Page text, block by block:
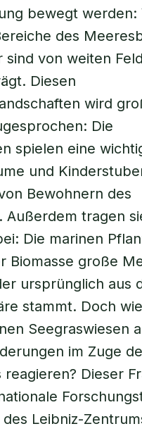
bewegt werden:
des
sind von weiten
Diesen
wird
Die
spielen eine
und
Bewohnern des
Außerdem tragen
Die marinen
Biomasse große
ursprünglich aus
stammt. Doch
Seegraswiesen
im Zuge
reagieren? Dieser
Leibniz-